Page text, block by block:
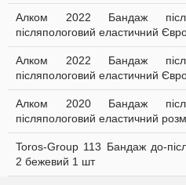
Алком 2022 Бандаж
післяпологовий еластичний
Алком 2022 Бандаж
післяпологовий еластичний
Алком 2020 Бандаж
післяпологовий еластичний
Toros-Group 113 Бандаж до-
2 бежевий 1 шт